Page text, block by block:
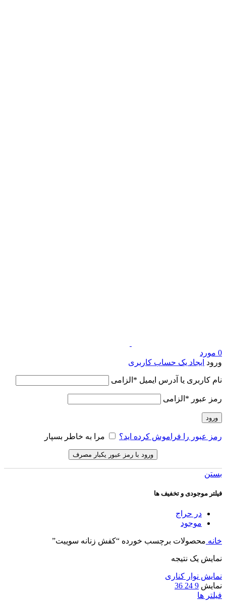
0 مورد
ورود ایجاد یک حساب کاربری
نام کاربری یا آدرس ایمیل * الزامی
رمز عبور * الزامی
ورود
رمز عبور را فراموش کرده اید؟ مرا به خاطر بسپار
ورود با رمز عبور یکبار مصرف
بستن
فیلتر موجودی و تخفیف ها
در حراج
موجود
خانه محصولات برچسب خورده “کفش زنانه سوییت”
نمایش یک نتیجه
نمایش نوار کناری
نمایش 9
24
36
فیلتر ها